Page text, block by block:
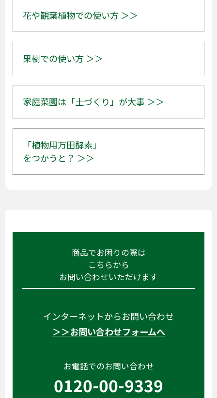
花や観葉植物での使い方 ＞＞
果樹での使い方 ＞＞
家庭菜園は「土づくり」が大事 ＞＞
「植物用万田酵素」
をつかうと？ ＞＞
商品でお困りの際は
こちらから
お問い合わせいただけます
インターネットからお問い合わせ
＞＞お問い合わせフォームへ
お電話でのお問い合わせ
0120-00-9339